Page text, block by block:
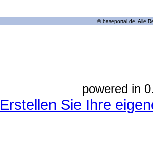
© baseportal.de. Alle
powered in
Erstellen Sie Ihre